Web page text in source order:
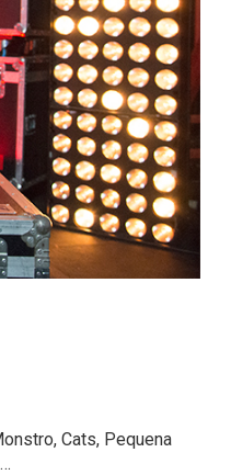
Cats, Pequena